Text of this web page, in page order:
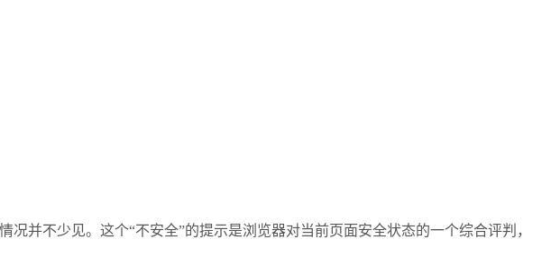
况并不少见。这个“不安全”的提示是浏览器对当前页面安全状态的一个综合评判，